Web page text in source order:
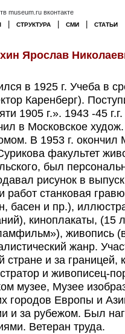
museum.ru вконтакте
СТРУКТУРА СМИ СТАТЬИ
Ярослав
в 1925 г. Учеба в
Каренберг).
1905 г.». 1943 -45
в Московское
В 1953 г. окончил
факультет
был
рисунок в
работ станковая
басен и пр.),
киноплакаты, (15
живопись
жанр.
стране и за границей,
и живописец-
музее, Музее
городов Европы и
и за рубежом. Был
Ветеран труда.